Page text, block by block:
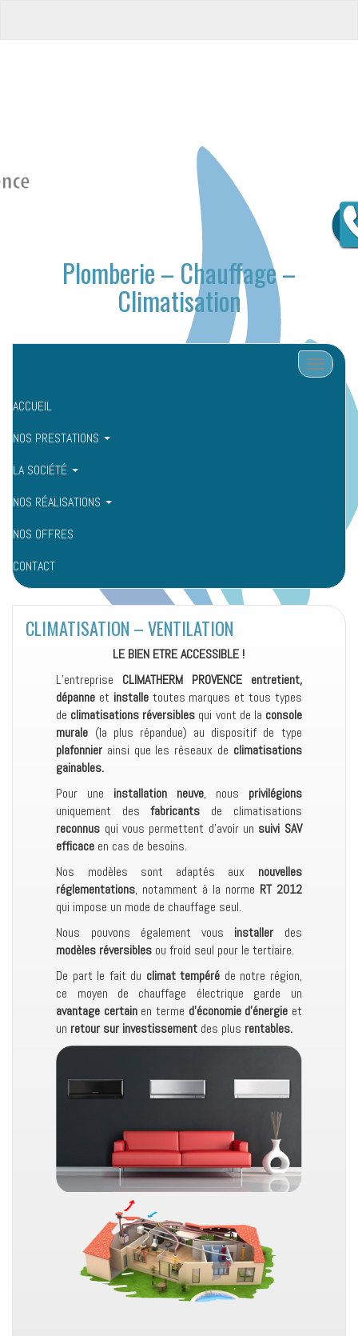
Plomberie – Chauffage –
Climatisation
Afficher/
ACCUEIL
NOS PRESTATIONS
LA SOCIÉTÉ
NOS RÉALISATIONS
NOS OFFRES
CONTACT
CLIMATISATION – VENTILATION
LE BIEN ETRE ACCESSIBLE !
L’entreprise CLIMATHERM PROVENCE entretient,
dépanne et installe toutes marques et tous types
de climatisations réversibles qui vont de la console
murale (la plus répandue) au dispositif de type
plafonnier ainsi que les réseaux de climatisations
gainables.
Pour une installation neuve, nous privilégions
uniquement desfabricants de climatisations
reconnus qui vous permettent d’avoir un suivi SAV
efficace en cas de besoins.
Nos modèles sont adaptés aux nouvelles
réglementations, notamment à la norme RT 2012
qui impose un mode de chauffage seul.
Nous pouvons également vous installer des
modèles réversibles ou froid seul pour le tertiaire.
De part le fait du climat tempéré de notre région,
ce moyen de chauffage électrique garde un
avantage certain en terme d’économie d’énergie et
un retour sur investissement des plus rentables.